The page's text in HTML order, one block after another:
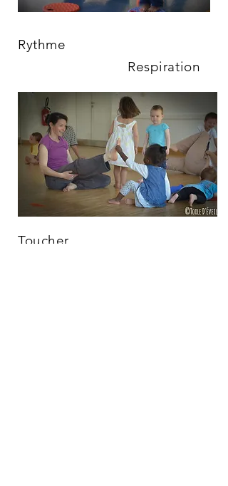
Rythme
Respiration
Toucher